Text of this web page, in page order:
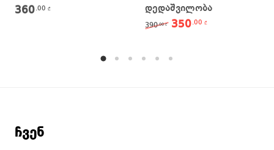
360.00 ₾ დედაშვილობა
390.00₾ Original price was:
350.00₾
ჩვენ